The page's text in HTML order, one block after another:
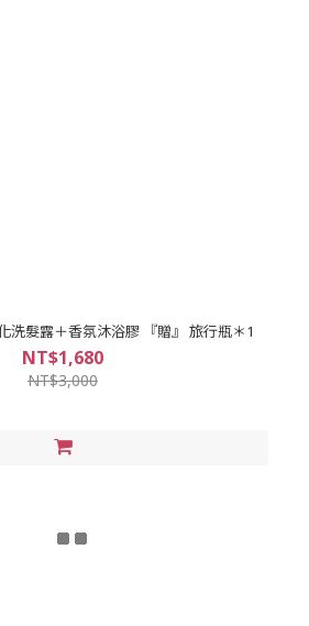
｜ 從頭洗到腳 ｜ 淨化洗髮露＋香氛沐浴膠 『贈』 旅行瓶＊1
NT$1,680
NT$3,000